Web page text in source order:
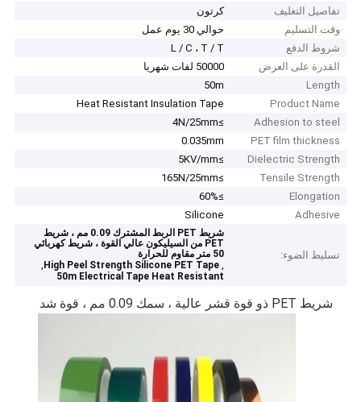
تفاصيل التغليف
كرتون
وقت التسليم
حوالي 30 يوم عمل
شروط الدفع
L / C ، T / T
القدرة على العرض
50000 لفات شهريا
Length
50m
Product Name
Heat Resistant Insulation Tape
Adhesion to steel
≥4N/25mm
PET film thickness
0.035mm
Dielectric Strength
≥5KV/mm
Tensile Strength
≥165N/25mm
Elongation
≥60%
Adhesive
Silicone
تسليط الضوء:
شريط PET الربط المشترك 0.09 مم ، شريط
PET من السيليكون عالي القوة ، شريط كهربائي
50 متر مقاوم للحرارة
,
High Peel Strength Silicone PET Tape
,
50m Electrical Tape Heat Resistant
شريط PET ذو قوة قشر عالية ، سمك 0.09 مم ، قوة شد